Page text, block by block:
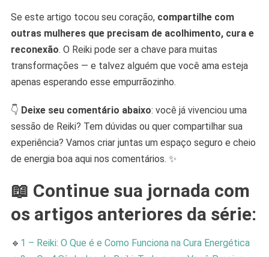
Se este artigo tocou seu coração, compartilhe com
outras mulheres que precisam de acolhimento, cura e
reconexão. O Reiki pode ser a chave para muitas
transformações — e talvez alguém que você ama esteja
apenas esperando esse empurrãozinho.
👇 Deixe seu comentário abaixo: você já vivenciou uma
sessão de Reiki? Tem dúvidas ou quer compartilhar sua
experiência? Vamos criar juntas um espaço seguro e cheio
de energia boa aqui nos comentários. ✨
📖 Continue sua jornada com
os artigos anteriores da série:
🔹 1 – Reiki: O Que é e Como Funciona na Cura Energética